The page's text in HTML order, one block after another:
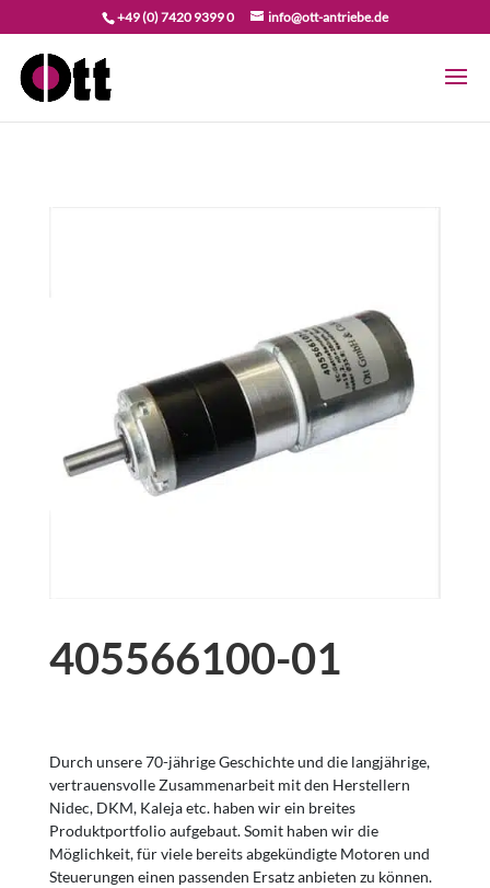
+49 (0) 7420 9399 0 info@ott-antriebe.de
405566100-01
Durch unsere 70-jährige Geschichte und die langjährige,
vertrauensvolle Zusammenarbeit mit den Herstellern
Nidec, DKM, Kaleja etc. haben wir ein breites
Produktportfolio aufgebaut. Somit haben wir die
Möglichkeit, für viele bereits abgekündigte Motoren und
Steuerungen einen passenden Ersatz anbieten zu können.